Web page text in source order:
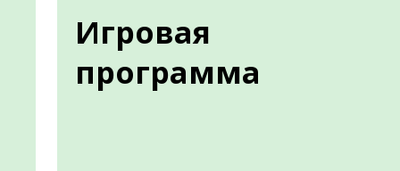
Игровая
программа